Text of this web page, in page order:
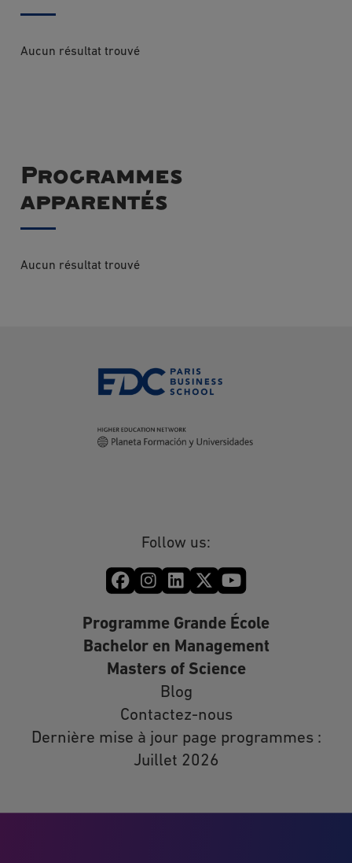
Aucun résultat trouvé
Programmes
apparentés
Aucun résultat trouvé
Follow us:
Programme Grande École
Bachelor en Management
Masters of Science
Blog
Contactez-nous
Dernière mise à jour page programmes :
Juillet 2026